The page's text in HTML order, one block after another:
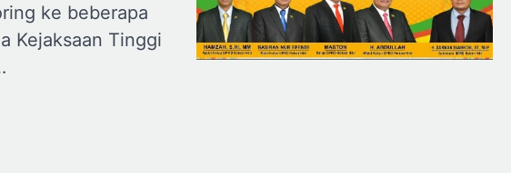
ke beberapa
Kejaksaan Tinggi